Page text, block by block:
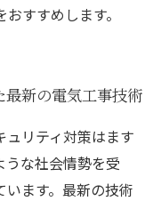
すすめします。
新の電気工事技術
リティ対策はます
うな社会情勢を受
ます。最新の技術